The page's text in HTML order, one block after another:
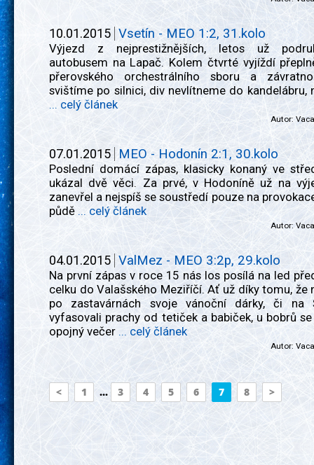
10.01.2015 Vsetín - MEO 1:2, 31.kolo
Výjezd z nejprestižnějších, letos už
autobusem na Lapač. Kolem čtvrté vyjíždí
přerovského orchestrálního sboru a
svištíme po silnici, div nevlítneme do kandelábru,
... celý článek
Autor: Vaca
07.01.2015 MEO - Hodonín 2:1, 30.kolo
Poslední domácí zápas, klasicky konaný ve
ukázal dvě věci. Za prvé, v Hodoníně už na
zanevřel a nejspíš se soustředí pouze na
půdě ... celý článek
Autor: Vaca
04.01.2015 ValMez - MEO 3:2p, 29.kolo
Na první zápas v roce 15 nás los posílá na led
celku do Valašského Meziříčí. Ať už díky tomu, že
po zastavárnách svoje vánoční dárky, či na
vyfasovali prachy od tetiček a babiček, u bobrů
opojný večer ... celý článek
Autor: Vaca
< 1 ... 3 4 5 6 7 8 >